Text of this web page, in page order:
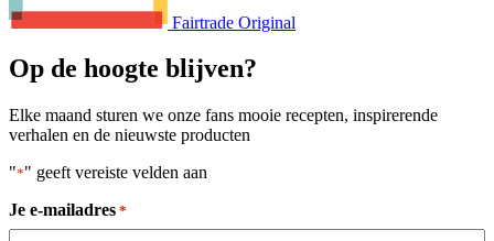
Fairtrade Original
Op de hoogte blijven?
Elke maand sturen we onze fans mooie recepten, inspirerende
verhalen en de nieuwste producten
"*" geeft vereiste velden aan
Je e-mailadres *